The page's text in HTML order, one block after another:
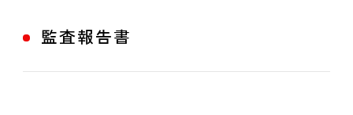
監査報告書